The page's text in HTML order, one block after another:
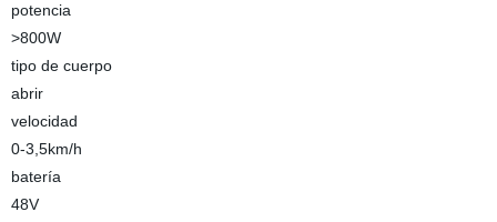
potencia
>800W
tipo de cuerpo
abrir
velocidad
0-3,5km/h
batería
48V